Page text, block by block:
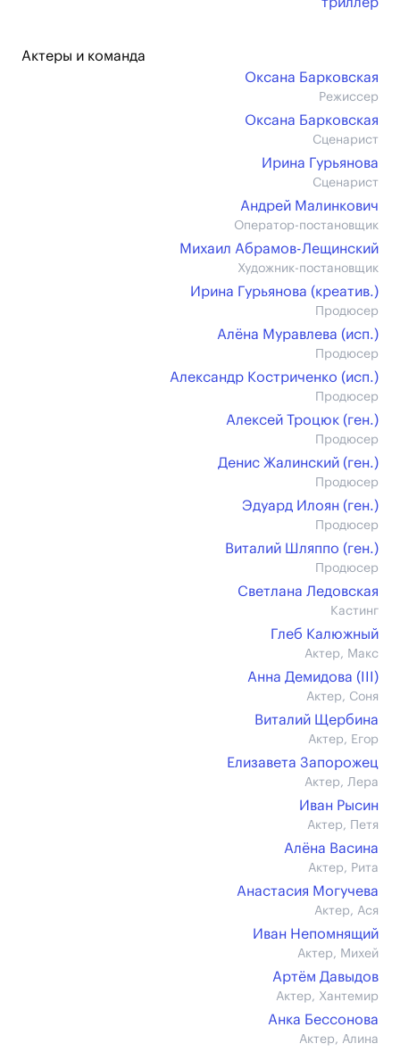
Актеры и команда
Оксана Барковская
Режиссер
Оксана Барковская
Сценарист
Ирина Гурьянова
Сценарист
Андрей Малинкович
Оператор-постановщик
Михаил Абрамов-Лещинский
Художник-постановщик
Ирина Гурьянова (креатив.)
Продюсер
Алёна Муравлева (иcп.)
Продюсер
Александр Костриченко (иcп.)
Продюсер
Алексей Троцюк (ген.)
Продюсер
Денис Жалинский (ген.)
Продюсер
Эдуард Илоян (ген.)
Продюсер
Виталий Шляппо (ген.)
Продюсер
Светлана Ледовская
Кастинг
Глеб Калюжный
Актер, Макс
Анна Демидова (III)
Актер, Соня
Виталий Щербина
Актер, Егор
Елизавета Запорожец
Актер, Лера
Иван Рысин
Актер, Петя
Алёна Васина
Актер, Рита
Анастасия Могучева
Актер, Ася
Иван Непомнящий
Актер, Михей
Артём Давыдов
Актер, Хантемир
Анка Бессонова
Актер, Алина